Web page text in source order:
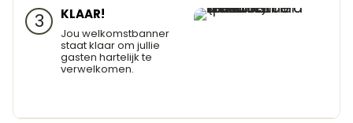
3 KLAAR!
Jou welkomstbanner
staat klaar om jullie
gasten hartelijk te
verwelkomen.